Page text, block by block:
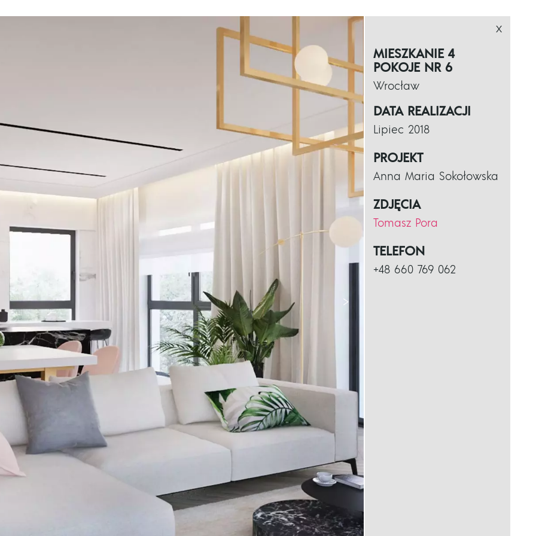
>
x
MIESZKANIE 4
POKOJE NR 6
Wrocław
DATA REALIZACJI
Lipiec 2018
PROJEKT
Anna Maria Sokołowska
ZDJĘCIA
Tomasz Pora
TELEFON
+48 660 769 062